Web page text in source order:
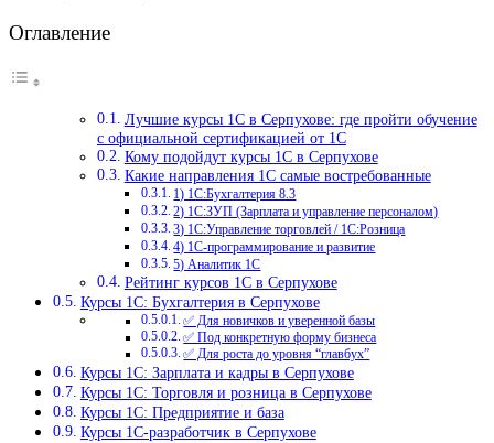
Оглавление
Лучшие курсы 1С в Серпухове: где пройти обучение
с официальной сертификацией от 1С
Кому подойдут курсы 1С в Серпухове
Какие направления 1С самые востребованные
1) 1С:Бухгалтерия 8.3
2) 1С:ЗУП (Зарплата и управление персоналом)
3) 1С:Управление торговлей / 1С:Розница
4) 1С-программирование и развитие
5) Аналитик 1С
Рейтинг курсов 1С в Серпухове
Курсы 1С: Бухгалтерия в Серпухове
✅ Для новичков и уверенной базы
✅ Под конкретную форму бизнеса
✅ Для роста до уровня “главбух”
Курсы 1С: Зарплата и кадры в Серпухове
Курсы 1С: Торговля и розница в Серпухове
Курсы 1С: Предприятие и база
Курсы 1С-разработчик в Серпухове